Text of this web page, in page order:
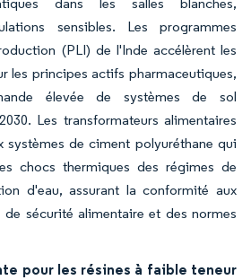
dans les salles blanches,
sensibles. Les programmes
(PLI) de l'Inde accélèrent les
les principes actifs pharmaceutiques,
élevée de systèmes de sol
Les transformateurs alimentaires
systèmes de ciment polyuréthane qui
chocs thermiques des régimes de
d'eau, assurant la conformité aux
sécurité alimentaire et des normes
pour les résines à faible teneur